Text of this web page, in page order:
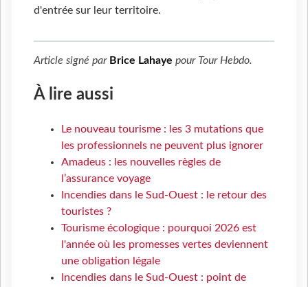
d'entrée sur leur territoire.
Article signé par Brice Lahaye pour Tour Hebdo.
À lire aussi
Le nouveau tourisme : les 3 mutations que
les professionnels ne peuvent plus ignorer
Amadeus : les nouvelles règles de
l’assurance voyage
Incendies dans le Sud-Ouest : le retour des
touristes ?
Tourisme écologique : pourquoi 2026 est
l'année où les promesses vertes deviennent
une obligation légale
Incendies dans le Sud-Ouest : point de